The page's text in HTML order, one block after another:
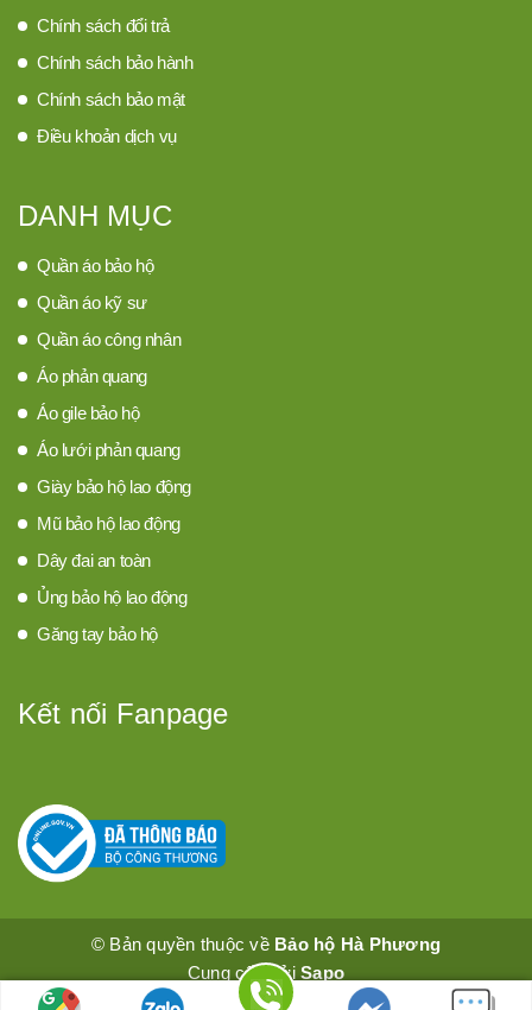
Chính sách đổi trả
Chính sách bảo hành
Chính sách bảo mật
Điều khoản dịch vụ
DANH MỤC
Quần áo bảo hộ
Quần áo kỹ sư
Quần áo công nhân
Áo phản quang
Áo gile bảo hộ
Áo lưới phản quang
Giày bảo hộ lao động
Mũ bảo hộ lao động
Dây đai an toàn
Ủng bảo hộ lao động
Găng tay bảo hộ
Kết nối Fanpage
© Bản quyền thuộc về Bảo hộ Hà Phương
Cung cấp bởiSapo